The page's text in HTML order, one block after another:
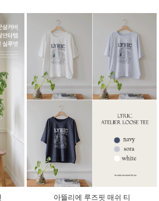
아뜰리에 루즈핏 매쉬 티